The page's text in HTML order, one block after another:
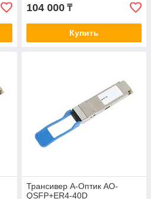
104 000 ₸
Купить
Трансивер А-Оптик AO-
QSFP+ER4-40D